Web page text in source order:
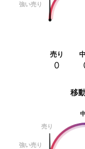
強い売り
売り
0
移
売り
強い売り